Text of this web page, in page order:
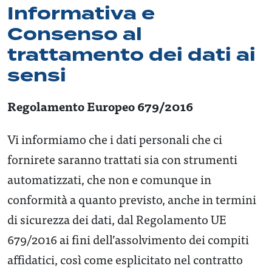
Informativa e
Consenso al
trattamento dei dati ai
sensi
Regolamento Europeo 679/2016
Vi informiamo che i dati personali che ci
fornirete saranno trattati sia con strumenti
automatizzati, che non e comunque in
conformità a quanto previsto, anche in termini
di sicurezza dei dati, dal Regolamento UE
679/2016 ai fini dell’assolvimento dei compiti
affidatici, così come esplicitato nel contratto